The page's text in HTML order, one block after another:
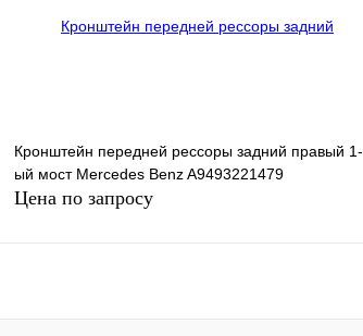
наличии
Кронштейн передней рессоры задний правый 1-
ый мост Mercedes Benz A9493221479
Цена по запросу
Запросить цену